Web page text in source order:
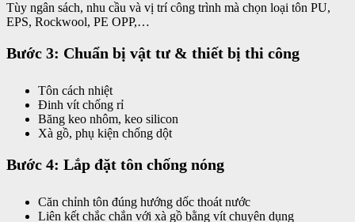
Tùy ngân sách, nhu cầu và vị trí công trình mà chọn loại tôn PU,
EPS, Rockwool, PE OPP,…
Bước 3: Chuẩn bị vật tư & thiết bị thi công
Tôn cách nhiệt
Đinh vít chống rỉ
Băng keo nhôm, keo silicon
Xà gồ, phụ kiện chống dột
Bước 4: Lắp đặt tôn chống nóng
Căn chỉnh tôn đúng hướng dốc thoát nước
Liên kết chắc chắn với xà gồ bằng vít chuyên dụng